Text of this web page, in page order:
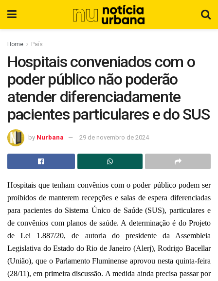
Home País
Hospitais conveniados com o
poder público não poderão
atender diferenciadamente
pacientes particulares e do SUS
by Nurbana 29 de novembro de 2024
Hospitais que tenham convênios com o poder público podem ser
proibidos de manterem recepções e salas de espera diferenciadas
para pacientes do Sistema Único de Saúde (SUS), particulares e
de convênios com planos de saúde. A determinação é do Projeto
de Lei 1.887/20, de autoria do presidente da Assembleia
Legislativa do Estado do Rio de Janeiro (Alerj), Rodrigo Bacellar
(União), que o Parlamento Fluminense aprovou nesta quinta-feira
(28/11), em primeira discussão. A medida ainda precisa passar por